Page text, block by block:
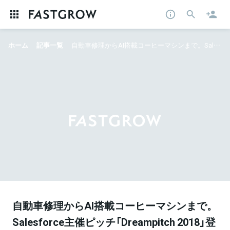
ホーム 記事一覧 自動車修理からAI搭載コーヒーマシンまで。Salesforce主催ピッチ「Dreampitch 2018」登壇企業から見る、最新の海外SaaSトレンド
自動車修理からAI搭載コーヒーマシンまで。
Salesforce主催ピッチ「Dreampitch 2018」登